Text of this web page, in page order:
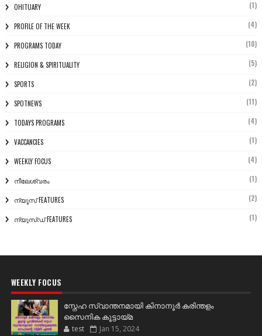
OHITUARY (1)
PROFILE OF THE WEEK (4)
PROGRAMS TODAY (10)
RELIGION & SPIRITUALITY (5)
SPORTS (2)
SPOTNEWS (11)
TODAYS PROGRAMS (4)
VACCANCIES (1)
WEEKLY FOCUS (4)
നീലേശ്വരം (1)
ന്യൂസ് FEATURES (2)
ന്യൂസ്ഡ് FEATURES (1)
WEEKLY FOCUS
സ്നേഹ സ്വാന്തനമായി കിനാനൂർ കരിന്തളം
സൈനിക കൂട്ടായ്മ
test Jan 15, 2024